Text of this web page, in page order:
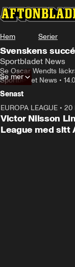
Hem Serier
Sportbladet News
Se Oscar Wendts
Sportbladet News •
Se mer
Senast
EUROPA LEAGUE • 20
Victor Nilsson
League med sitt